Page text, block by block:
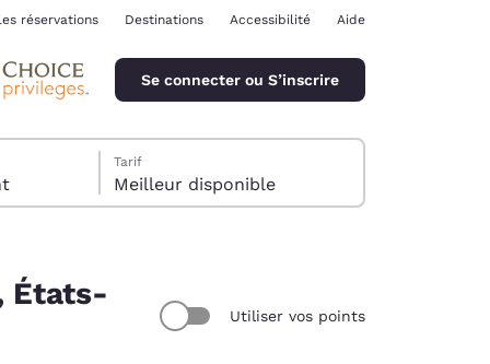
réservations Destinations Accessibilité Aide
Se connecter ou S’inscrire
Tarif
Meilleur disponible
États-
Utiliser vos points